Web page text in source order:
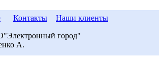
Контакты Наши клиенты
город"
А.